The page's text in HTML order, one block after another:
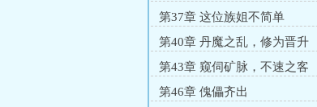
第37章 这位族姐不简单
第40章 丹魔之乱，修为晋升
第43章 窥伺矿脉，不速之客
第46章 傀儡齐出